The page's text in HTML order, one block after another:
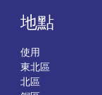
地點
使用
東北區
北區